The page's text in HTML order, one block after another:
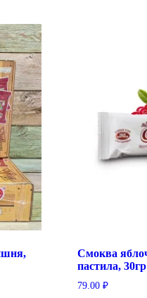
Смоква
пастила, 30гр
79.00 ₽